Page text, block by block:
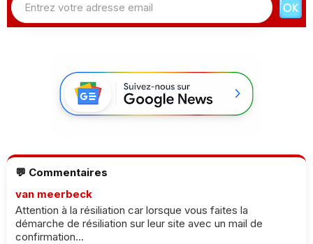
💬 Commentaires
van meerbeck
Attention à la résiliation car lorsque vous faites la
démarche de résiliation sur leur site avec un mail de
confirmation...